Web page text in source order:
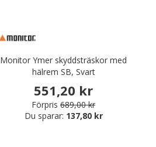
Monitor Ymer skyddsträskor med
hälrem SB, Svart
551,20 kr
Förpris 689,00 kr
Du sparar: 137,80 kr